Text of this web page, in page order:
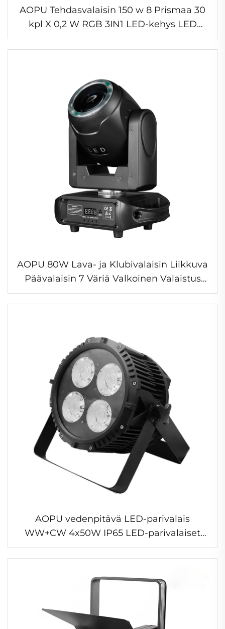
AOPU Tehdasvalaisin 150 w 8 Prismaa 30
kpl X 0,2 W RGB 3IN1 LED-kehys LED
Liikkuva päävalaisin konsertteihin
AOPU 80W Lava- ja Klubivalaisin Liikkuva
Päävalaisin 7 Väriä Valkoinen Valaistus
Sateenkaari-efektillä Diskoteippauksiin
AOPU vedenpitävä LED-parivalais
WW+CW 4x50W IP65 LED-parivalaiset
LED 200W COB 2In1 -
parivalaisvaihevalaisin häät, ulkokonsertti